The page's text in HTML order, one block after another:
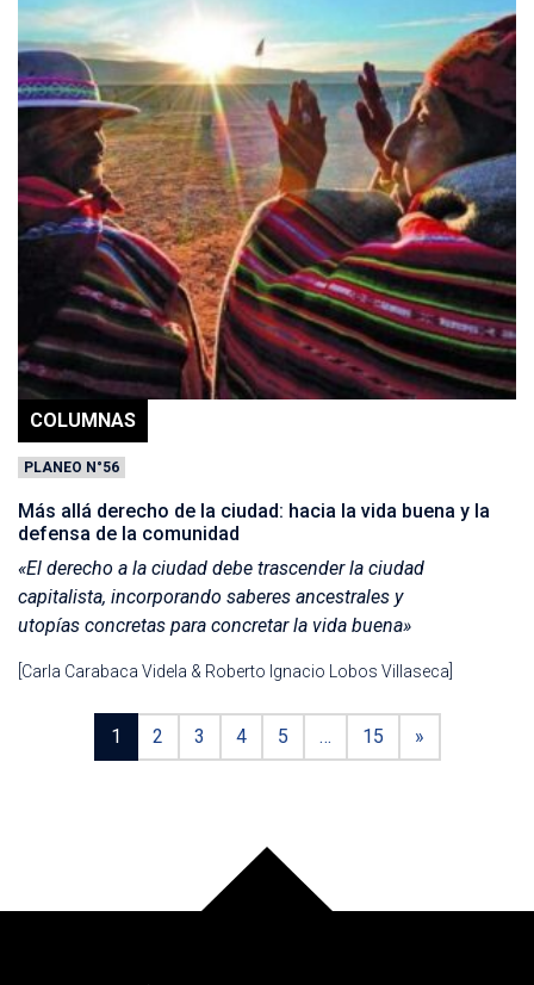
COLUMNAS
PLANEO N°56
Más allá derecho de la ciudad: hacia la vida buena y la
defensa de la comunidad
«El derecho a la ciudad debe trascender la ciudad
capitalista, incorporando saberes ancestrales y
utopías concretas para concretar la vida buena»
[Carla Carabaca Videla & Roberto Ignacio Lobos Villaseca]
1 2 3 4 5 … 15 »